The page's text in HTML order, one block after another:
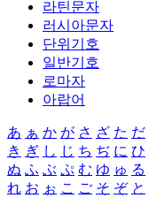
라틴문자
러시아문자
단위기호
일반기호
로마자
아랍어
あ ぁ か が さ ざ た だ
き ぎ し じ ち ぢ に ひ
ぬ ふ ぶ ぷ む ゆ ゅ る
れ お ぉ こ ご そ ぞ と